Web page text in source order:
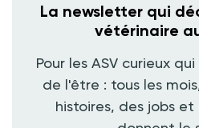
La newsletter qui
vétérinaire
Pour les ASV curieux
de l'être : tous les
histoires, des jobs et